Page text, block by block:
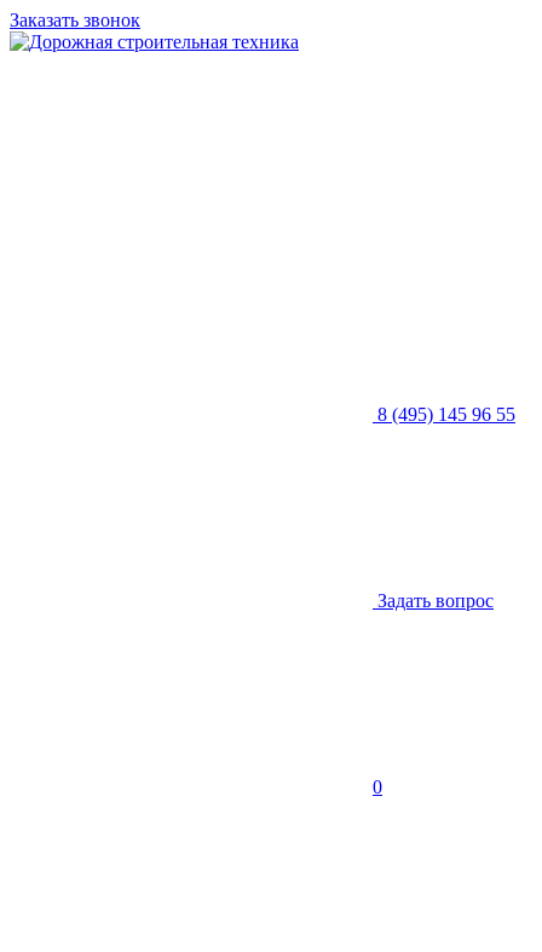
Заказать звонок
8 (495) 145 96 55
Задать вопрос
0